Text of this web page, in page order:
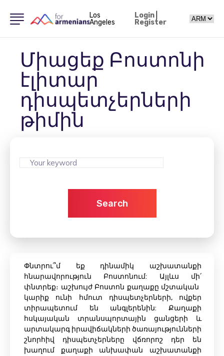
Los
Angeles
Login|
Register
Միացեք Բոստոնի
էլիտար
դիսպետչերների
թիմին
Search
Փնտրու՞մ եք դինամիկ աշխատանքի
հնարավորություն Բոստոնում: Այլևս մի՛
փնտրեք։ աշխույժ Բոստոն քաղաքը մշտական ​​
կարիք ունի հմուտ դիսպետչերների, ովքեր
տիրապետում են անգլերենին: Քաղաքի
հսկայական տրանսպորտային ցանցերի և
արտակարգ իրավիճակների ծառայությունների
շնորհիվ դիսպետչերները վճռորոշ դեր են
խաղում քաղաքի անխափան աշխատանքի